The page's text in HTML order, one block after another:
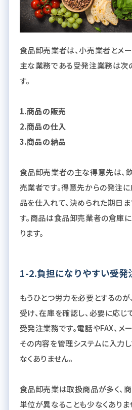
食品卸売業者は、小売業者とメ
主な業務である受発注業務は次
す。
1.商品の販売
2.商品の仕入
3.商品の納品
食品卸売業者の主な得意先は、
売業者です。得意先からの発注
品を仕入れて、決められた期日
す。商品は食品卸売業者の倉庫
ります。
1-2.負担になりやすい受発
もうひとつ労力を必要とするの
受け、在庫を確認し、必要に応
受発注業務です。電話やFAX、メ
その内容を管理システムに入力
なくありません。
食品卸売業は取扱商品が多く、
単位が異なることも少なくありま